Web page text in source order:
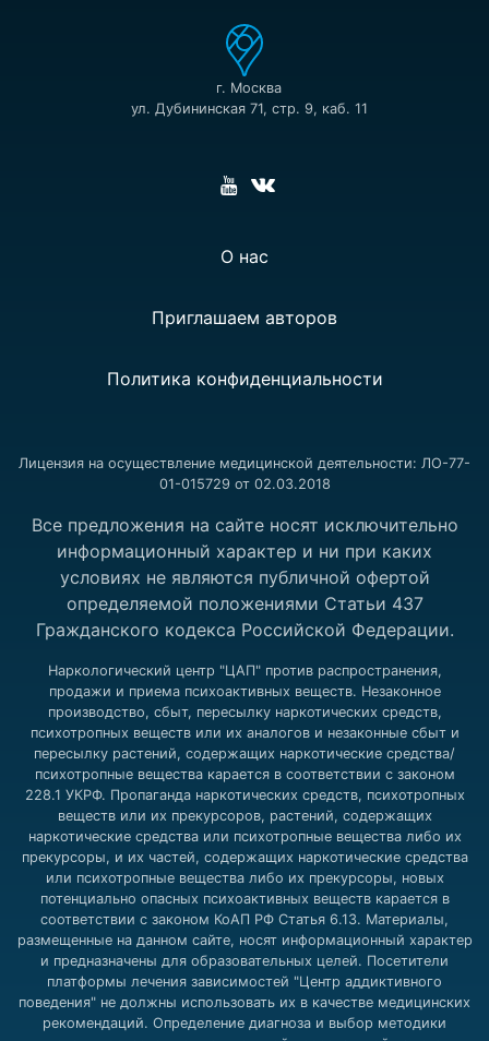
г. Москва
ул. Дубининская 71, стр. 9, каб. 11
О нас
Приглашаем авторов
Политика конфиденциальности
Лицензия на осуществление медицинской деятельности: ЛО-77-
01-015729 от 02.03.2018
Все предложения на сайте носят исключительно
информационный характер и ни при каких
условиях не являются публичной офертой
определяемой положениями Статьи 437
Гражданского кодекса Российской Федерации.
Наркологический центр "ЦАП" против распространения,
продажи и приема психоактивных веществ. Незаконное
производство, сбыт, пересылку наркотических средств,
психотропных веществ или их аналогов и незаконные сбыт и
пересылку растений, содержащих наркотические средства/
психотропные вещества карается в соответствии с законом
228.1 УКРФ. Пропаганда наркотических средств, психотропных
веществ или их прекурсоров, растений, содержащих
наркотические средства или психотропные вещества либо их
прекурсоры, и их частей, содержащих наркотические средства
или психотропные вещества либо их прекурсоры, новых
потенциально опасных психоактивных веществ карается в
соответствии с законом КоАП РФ Статья 6.13. Материалы,
размещенные на данном сайте, носят информационный характер
и предназначены для образовательных целей. Посетители
платформы лечения зависимостей "Центр аддиктивного
поведения" не должны использовать их в качестве медицинских
рекомендаций. Определение диагноза и выбор методики